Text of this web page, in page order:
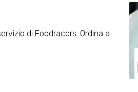
di Foodracers. Ordina a